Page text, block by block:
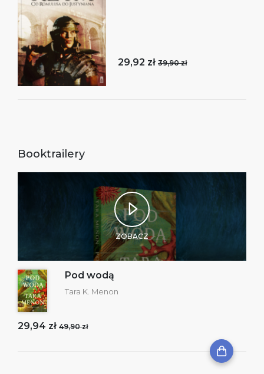
29,92 zł 39,90 zł
Booktrailery
ZOBACZ
Pod wodą
Tara K. Menon
29,94 zł 49,90 zł